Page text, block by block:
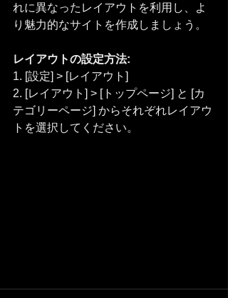
れに異なったレイアウトを利用し、よ
り魅力的なサイトを作成しましょう。
レイアウトの設定方法:
1. [設定] > [レイアウト]
2. [レイアウト] > [トップページ] と [カ
テゴリーページ] からそれぞれレイアウ
トを選択してください。